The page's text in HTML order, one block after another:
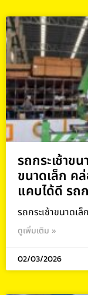
รถกระเช้าข
ขนาดเล็ก ค
แคบได้ดี รถ
รถกระเช้าขนาดเ
ดูเพิ่มเติม »
02/03/2026